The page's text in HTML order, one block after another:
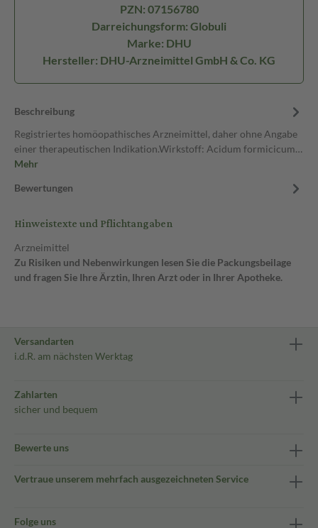
PZN: 07156780
Darreichungsform: Globuli
Marke: DHU
Hersteller: DHU-Arzneimittel GmbH & Co. KG
Beschreibung
Registriertes homöopathisches Arzneimittel, daher ohne Angabe
einer therapeutischen Indikation.Wirkstoff: Acidum formicicum…
Mehr
Bewertungen
Hinweistexte und Pflichtangaben
Arzneimittel
Zu Risiken und Nebenwirkungen lesen Sie die Packungsbeilage
und fragen Sie Ihre Ärztin, Ihren Arzt oder in Ihrer Apotheke.
Versandarten
i.d.R. am nächsten Werktag
Zahlarten
sicher und bequem
Bewerte uns
Vertraue unserem mehrfach ausgezeichneten Service
Folge uns